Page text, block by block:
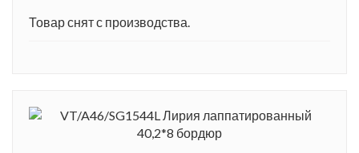
Товар снят с производства.